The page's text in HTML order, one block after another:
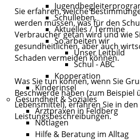
Schulleben
Aktuelles / Termine
So arbeiten wir
Unser Leitbild
Schul - ABC
Kooperation
Kinderinsel
Gesundheit & Soziales
Arztpraxen in Feldberg
Notlagen
Hilfe & Beratung im Alltag
Sie erfahren, welche
werden müssen, was für den
Verbraucher getan wird und wie
gesundheitlichen, aber auch
Schaden vermeiden können.
Was Sie tun können, wenn Sie
Beschwerde haben (zum
Lebensmittel), erfahren Sie in den
Leistungsbeschreibungen.